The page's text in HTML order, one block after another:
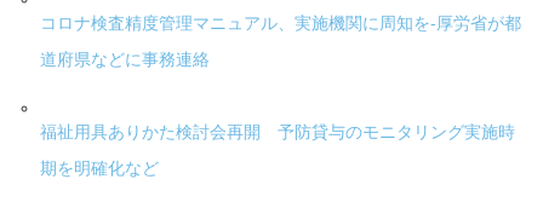
コロナ検査精度管理マニュアル、実施機関に周知を-厚労省が都
道府県などに事務連絡
福祉用具ありかた検討会再開 予防貸与のモニタリング実施時
期を明確化など